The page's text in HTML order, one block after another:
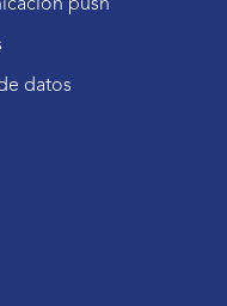
push
datos